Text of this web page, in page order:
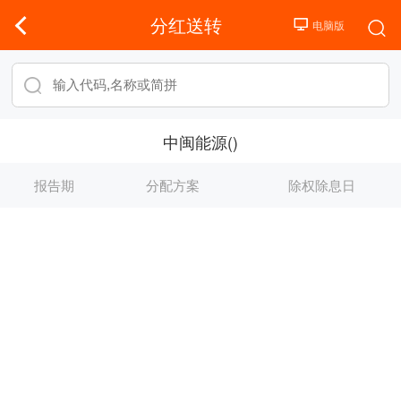
分红送转
中闽能源()
报告期 分配方案 除权除息日